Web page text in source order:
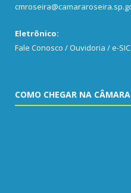
Eletrônico:
Fale Conosco / Ouvidoria / e-SIC
COMO CHEGAR NA CÂMARA